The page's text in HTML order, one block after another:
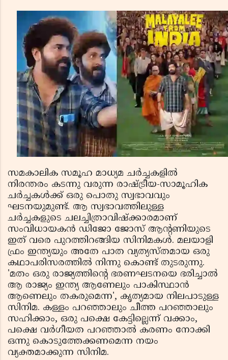
സമകാലിക സമൂഹ മാധ്യമ ചർച്ചകളിൽ
നിരന്തരം കടന്നു വരുന്ന രാഷ്ട്രീയ-സാമൂഹിക
ചർച്ചകൾക്ക് ഒരു പൊതു സ്വഭാവവും
ഘടനയുമുണ്ട്. ആ സ്വഭാവത്തിലുള്ള
ചർച്ചകളുടെ ചലച്ചിത്രാവിഷ്ക്കാരമാണ്
സംവിധായകൻ ഡിജോ ജോസ് ആന്റണിയുടെ
ഇത് വരെ പുറത്തിറങ്ങിയ സിനിമകൾ. മലയാളി
ഫ്രം ഇന്ത്യയും അതേ പാത വ്യത്യസ്തമായ ഒരു
കഥാപരിസരത്തിൽ നിന്നു കൊണ്ട് തുടരുന്നു.
'മതം ഒരു രാജ്യത്തിന്റെ ഭരണഘടനയെ ഭരിച്ചാൽ
ആ രാജ്യം ഇന്ത്യ ആണേലും പാകിസ്ഥാൻ
ആണെലും തകരുമെന്ന', കൃത്യമായ നിലപാടുള്ള
സിനിമ. കള്ളം പറഞ്ഞാലും ചീത്ത പറഞ്ഞാലും
സഹിക്കാം, ഒരു പക്ഷെ കേട്ടില്ലെന്ന് വക്കാം,
പക്ഷെ വർഗീയത പറഞ്ഞാൽ കരണം നോക്കി
ഒന്നു കൊടുത്തേക്കണമെന്ന നയം
വ്യക്തമാക്കുന്ന സിനിമ.